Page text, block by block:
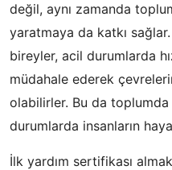
değil, aynı zamanda
yaratmaya da katkı
bireyler, acil durumlarda
müdahale ederek
olabilirler. Bu da toplumda
durumlarda insanların
İlk yardım sertifikası